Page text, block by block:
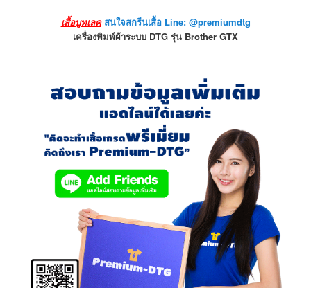
เสื้อบูทเลค สนใจสกรีนเสื้อ Line: @premiumdtg
เครื่องพิมพ์ผ้าระบบ DTG รุ่น Brother GTX